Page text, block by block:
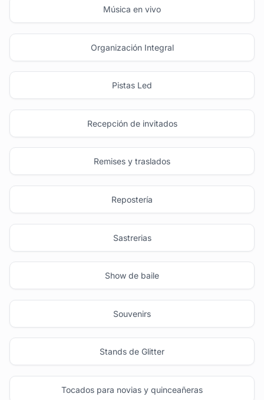
Música en vivo
Organización Integral
Pistas Led
Recepción de invitados
Remises y traslados
Repostería
Sastrerias
Show de baile
Souvenirs
Stands de Glitter
Tocados para novias y quinceañeras